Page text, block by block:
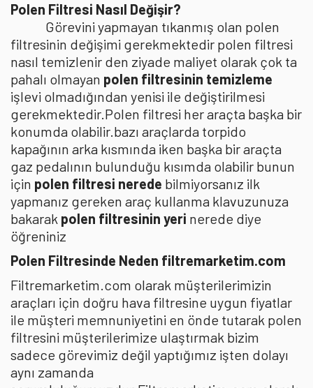
Polen Filtresi Nasıl Değişir?
Görevini yapmayan tıkanmış olan polen
filtresinin değişimi gerekmektedir polen filtresi
nasıl temizlenir den ziyade maliyet olarak çok ta
pahalı olmayan polen filtresinin temizleme
işlevi olmadığından yenisi ile değiştirilmesi
gerekmektedir.Polen filtresi her araçta başka bir
konumda olabilir.bazı araçlarda torpido
kapağının arka kısmında iken başka bir araçta
gaz pedalının bulunduğu kısımda olabilir bunun
için polen filtresi nerede bilmiyorsanız ilk
yapmanız gereken araç kullanma klavuzunuza
bakarak polen filtresinin yeri nerede diye
öğreniniz
Polen Filtresinde Neden filtremarketim.com
Filtremarketim.com olarak müşterilerimizin
araçları için doğru hava filtresine uygun fiyatlar
ile müşteri memnuniyetini en önde tutarak polen
filtresini müşterilerimize ulaştırmak bizim
sadece görevimiz değil yaptığımız işten dolayı
aynı zamanda